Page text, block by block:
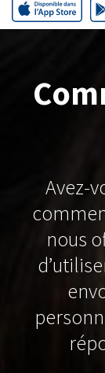
Avez-
nous